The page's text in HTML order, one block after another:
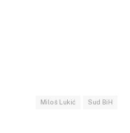
Miloš Lukić Sud BiH